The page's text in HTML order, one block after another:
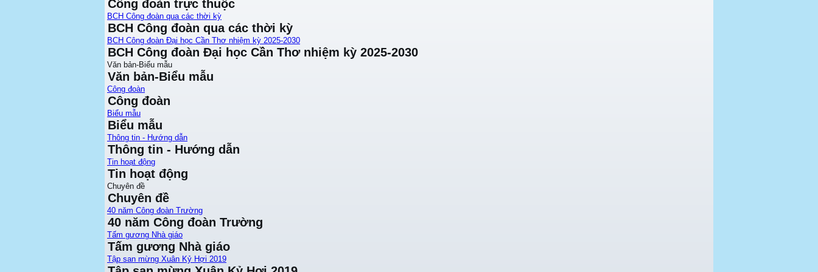
Công đoàn trực thuộc
BCH Công đoàn qua các thời kỳ
BCH Công đoàn qua các thời kỳ
BCH Công đoàn Đại học Cần Thơ nhiệm kỳ 2025-2030
BCH Công đoàn Đại học Cần Thơ nhiệm kỳ 2025-2030
Văn bản-Biểu mẫu
Văn bản-Biểu mẫu
Công đoàn
Công đoàn
Biểu mẫu
Biểu mẫu
Thông tin - Hướng dẫn
Thông tin - Hướng dẫn
Tin hoạt động
Tin hoạt động
Chuyên đề
Chuyên đề
40 năm Công đoàn Trường
40 năm Công đoàn Trường
Tấm gương Nhà giáo
Tấm gương Nhà giáo
Tập san mừng Xuân Kỷ Hợi 2019